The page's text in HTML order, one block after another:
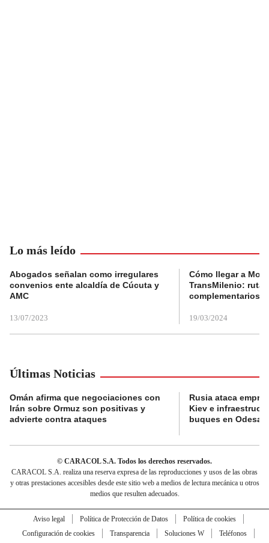
Lo más leído
Abogados señalan como irregulares
convenios ente alcaldía de Cúcuta y
AMC
13/07/2023
Cómo llegar a
TransMilenio:
complementarios
19/03/2024
Últimas Noticias
Omán afirma que negociaciones con
Irán sobre Ormuz son positivas y
advierte contra ataques
Rusia ataca
Kiev e
buques en Odesa
© CARACOL S.A. Todos los derechos reservados.
CARACOL S.A. realiza una reserva expresa de las reproducciones y usos de las obras
y otras prestaciones accesibles desde este sitio web a medios de lectura mecánica u otros
medios que resulten adecuados.
Aviso legal Política de Protección de Datos
Política de cookies
Configuración de cookies
Transparencia Soluciones W
Teléfonos